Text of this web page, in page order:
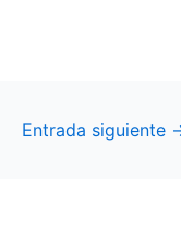
Entrada siguiente